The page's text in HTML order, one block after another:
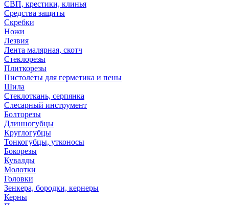
СВП, крестики, клинья
Средства защиты
Скребки
Ножи
Лезвия
Лента малярная, скотч
Стеклорезы
Плиткорезы
Пистолеты для герметика и пены
Шила
Стеклоткань, серпянка
Слесарный инструмент
Болторезы
Длинногубцы
Круглогубцы
Тонкогубцы, утконосы
Бокорезы
Кувалды
Молотки
Головки
Зенкера, бородки, кернеры
Керны